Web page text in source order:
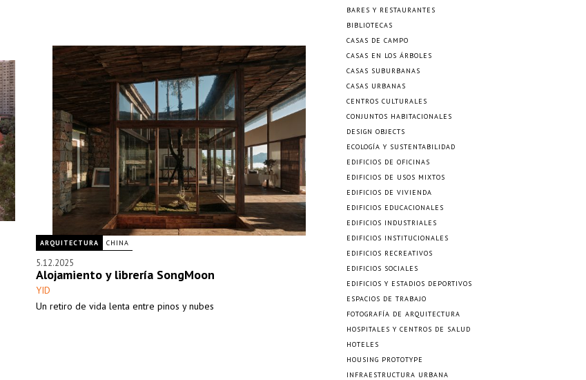
ARQUITECTURA CHINA
5.12.2025
Alojamiento y librería SongMoon
YID
Un retiro de vida lenta entre pinos y nubes
BARES Y RESTAURANTES
BIBLIOTECAS
CASAS DE CAMPO
CASAS EN LOS ÁRBOLES
CASAS SUBURBANAS
CASAS URBANAS
CENTROS CULTURALES
CONJUNTOS HABITACIONALES
DESIGN OBJECTS
ECOLOGÍA Y SUSTENTABILIDAD
EDIFICIOS DE OFICINAS
EDIFICIOS DE USOS MIXTOS
EDIFICIOS DE VIVIENDA
EDIFICIOS EDUCACIONALES
EDIFICIOS INDUSTRIALES
EDIFICIOS INSTITUCIONALES
EDIFICIOS RECREATIVOS
EDIFICIOS SOCIALES
EDIFICIOS Y ESTADIOS DEPORTIVOS
ESPACIOS DE TRABAJO
FOTOGRAFÍA DE ARQUITECTURA
HOSPITALES Y CENTROS DE SALUD
HOTELES
HOUSING PROTOTYPE
INFRAESTRUCTURA URBANA